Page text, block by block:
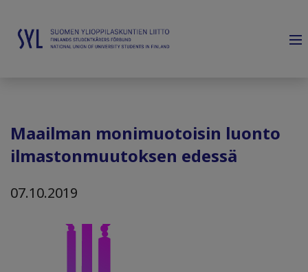
Maailman monimuotoisin luonto
ilmastonmuutoksen edessä
07.10.2019